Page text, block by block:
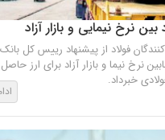
نرخ نیمایی و بازار آزاد
فولاد از پیشنهاد رییس کل
نرخ نیما و بازار آزاد برای ارز حاصل
خبرداد.